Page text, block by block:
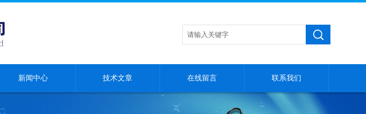
新闻中心 技术文章 在线留言 联系我们